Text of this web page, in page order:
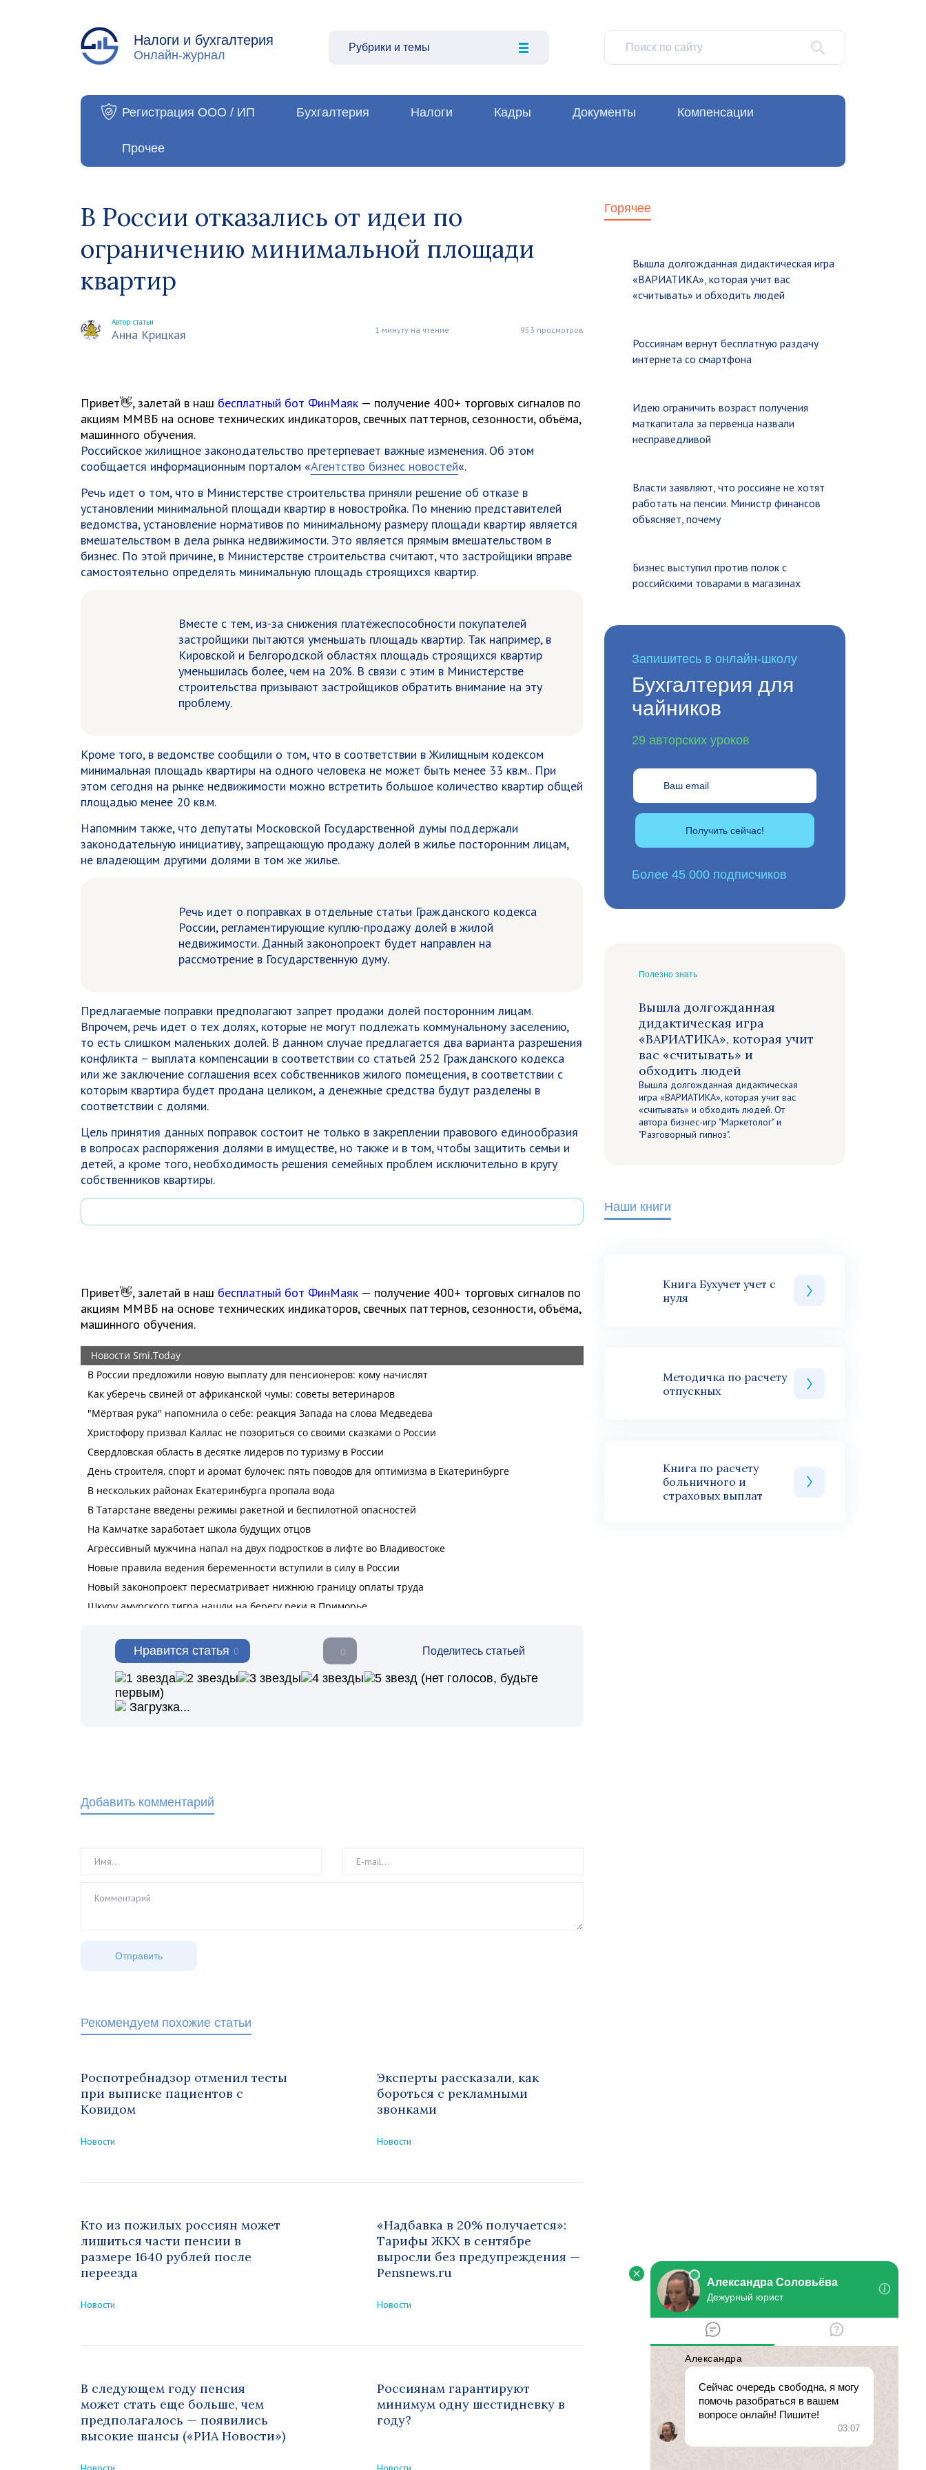
Налоги и бухгалтерия
Онлайн-журнал
Рубрики и темы
Регистрация ООО / ИП Бухгалтерия Налоги Кадры Документы Компенсации
Прочее
В России отказались от идеи по
ограничению минимальной площади
квартир
Автор статьи
Анна Крицкая 1 минуту на чтение 953 просмотров
Привет👋, залетай в наш бесплатный бот ФинМаяк — получение 400+ торговых сигналов по
акциям ММВБ на основе технических индикаторов, свечных паттернов, сезонности, объёма,
машинного обучения.
Российское жилищное законодательство претерпевает важные изменения. Об этом
сообщается информационным порталом «Агентство бизнес новостей«.
Речь идет о том, что в Министерстве строительства приняли решение об отказе в
установлении минимальной площади квартир в новостройка. По мнению представителей
ведомства, установление нормативов по минимальному размеру площади квартир является
вмешательством в дела рынка недвижимости. Это является прямым вмешательством в
бизнес. По этой причине, в Министерстве строительства считают, что застройщики вправе
самостоятельно определять минимальную площадь строящихся квартир.
Вместе с тем, из-за снижения платёжеспособности покупателей
застройщики пытаются уменьшать площадь квартир. Так например, в
Кировской и Белгородской областях площадь строящихся квартир
уменьшилась более, чем на 20%. В связи с этим в Министерстве
строительства призывают застройщиков обратить внимание на эту
проблему.
Кроме того, в ведомстве сообщили о том, что в соответствии в Жилищным кодексом
минимальная площадь квартиры на одного человека не может быть менее 33 кв.м.. При
этом сегодня на рынке недвижимости можно встретить большое количество квартир общей
площадью менее 20 кв.м.
Напомним также, что депутаты Московской Государственной думы поддержали
законодательную инициативу, запрещающую продажу долей в жилье посторонним лицам,
не владеющим другими долями в том же жилье.
Речь идет о поправках в отдельные статьи Гражданского кодекса
России, регламентирующие куплю-продажу долей в жилой
недвижимости. Данный законопроект будет направлен на
рассмотрение в Государственную думу.
Предлагаемые поправки предполагают запрет продажи долей посторонним лицам.
Впрочем, речь идет о тех долях, которые не могут подлежать коммунальному заселению,
то есть слишком маленьких долей. В данном случае предлагается два варианта разрешения
конфликта – выплата компенсации в соответствии со статьей 252 Гражданского кодекса
или же заключение соглашения всех собственников жилого помещения, в соответствии с
которым квартира будет продана целиком, а денежные средства будут разделены в
соответствии с долями.
Цель принятия данных поправок состоит не только в закреплении правового единообразия
в вопросах распоряжения долями в имуществе, но также и в том, чтобы защитить семьи и
детей, а кроме того, необходимость решения семейных проблем исключительно в кругу
собственников квартиры.
Привет👋, залетай в наш бесплатный бот ФинМаяк — получение 400+ торговых сигналов по
акциям ММВБ на основе технических индикаторов, свечных паттернов, сезонности, объёма,
машинного обучения.
Нравится статья 0 0 Поделитесь статьей
(нет голосов, будьте
первым)
Загрузка...
Добавить комментарий
Рекомендуем похожие статьи
Роспотребнадзор отменил тесты
при выписке пациентов с
Ковидом
Новости
Эксперты рассказали, как
бороться с рекламными
звонками
Новости
Кто из пожилых россиян может
лишиться части пенсии в
размере 1640 рублей после
переезда
Новости
«Надбавка в 20% получается»:
Тарифы ЖКХ в сентябре
выросли без предупреждения —
Pensnews.ru
Новости
В следующем году пенсия
может стать еще больше, чем
предполагалось — появились
высокие шансы («РИА Новости»)
Россиянам гарантируют
минимум одну шестидневку в
году?
Горячее
Вышла долгожданная дидактическая игра
«ВАРИАТИКА», которая учит вас
«считывать» и обходить людей
Россиянам вернут бесплатную раздачу
интернета со смартфона
Идею ограничить возраст получения
маткапитала за первенца назвали
несправедливой
Власти заявляют, что россияне не хотят
работать на пенсии. Министр финансов
объясняет, почему
Бизнес выступил против полок с
российскими товарами в магазинах
Запишитесь в онлайн-школу
Бухгалтерия для
чайников
29 авторских уроков
Получить сейчас!
Более 45 000 подписчиков
Полезно знать
Вышла долгожданная
дидактическая игра
«ВАРИАТИКА», которая учит
вас «считывать» и
обходить людей
Вышла долгожданная дидактическая
игра «ВАРИАТИКА», которая учит вас
«считывать» и обходить людей. От
автора бизнес-игр "Маркетолог" и
"Разговорный гипноз".
Наши книги
Книга Бухучет учет с
нуля
Методичка по расчету
отпускных
Книга по расчету
больничного и
страховых выплат